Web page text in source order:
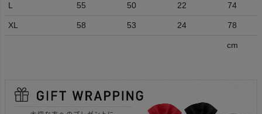
L 55 50 22 74
XL 58 53 24 78
cm